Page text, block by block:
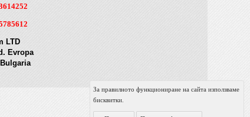
LTD
Evropa
За правилното функциониране на сайта използваме
бисквитки.